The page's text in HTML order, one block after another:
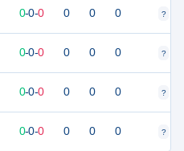
0-0-0 0 0 0 ?
0-0-0 0 0 0 ?
0-0-0 0 0 0 ?
0-0-0 0 0 0 ?